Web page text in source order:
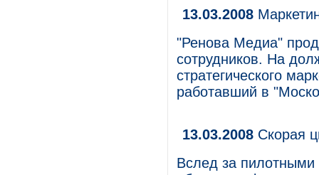
13.03.2008
"Ренова Медиа"
сотрудников. На
стратегического
работавший в
13.03.2008 Скорая
Вслед за